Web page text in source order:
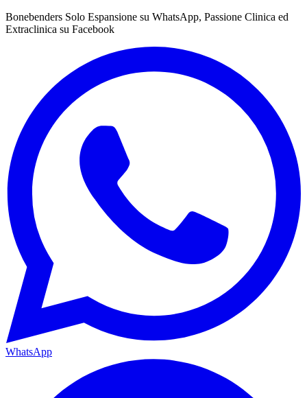
Bonebenders Solo Espansione su WhatsApp, Passione Clinica ed
Extraclinica su Facebook
WhatsApp